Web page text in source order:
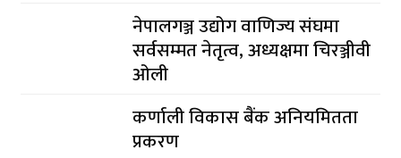
नेपालगञ्ज उद्योग वाणिज्य संघमा
सर्वसम्मत नेतृत्व, अध्यक्षमा चिरञ्जीवी
ओली
कर्णाली विकास बैंक अनियमितता
प्रकरण